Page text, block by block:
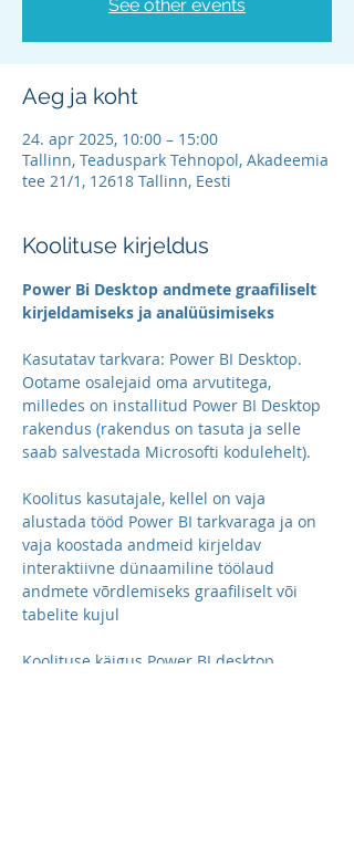
See other events
Aeg ja koht
24. apr 2025, 10:00 – 15:00
Tallinn, Teaduspark Tehnopol, Akadeemia
tee 21/1, 12618 Tallinn, Eesti
Koolituse kirjeldus
Power Bi Desktop andmete graafiliselt
kirjeldamiseks ja analüüsimiseks
Kasutatav tarkvara: Power BI Desktop.
Ootame osalejaid oma arvutitega,
milledes on installitud Power BI Desktop
rakendus (rakendus on tasuta ja selle
saab salvestada Microsofti kodulehelt).
Koolitus kasutajale, kellel on vaja
alustada tööd Power BI tarkvaraga ja on
vaja koostada andmeid kirjeldav
interaktiivne dünaamiline töölaud
andmete võrdlemiseks graafiliselt või
tabelite kujul
Koolituse käigus Power BI desktop